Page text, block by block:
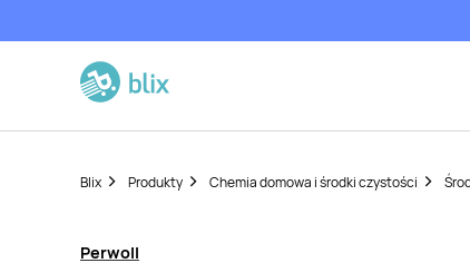
Blix Produkty Chemia domowa i środki czystości
Perwoll